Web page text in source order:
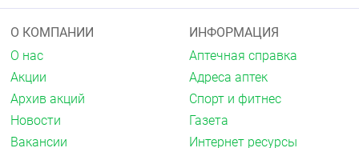
О КОМПАНИИ
О нас
Акции
Архив акций
Новости
Вакансии
ИНФОРМАЦИЯ
Аптечная справка
Адреса аптек
Спорт и фитнес
Газета
Интернет ресурсы